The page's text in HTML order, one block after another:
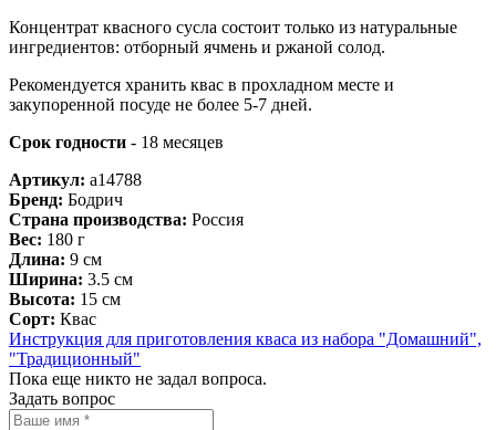
Концентрат квасного сусла состоит только из натуральные
ингредиентов: отборный ячмень и ржаной солод.
Рекомендуется хранить квас в прохладном месте и
закупоренной посуде не более 5-7 дней.
Срок годности - 18 месяцев
Артикул: a14788
Бренд: Бодрич
Страна производства: Россия
Вес: 180 г
Длина: 9 см
Ширина: 3.5 см
Высота: 15 см
Сорт: Квас
Инструкция для приготовления кваса из набора "Домашний",
"Традиционный"
Пока еще никто не задал вопроса.
Задать вопрос